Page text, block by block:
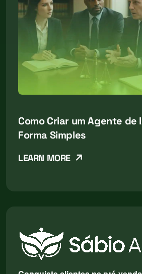
Como Criar um Agente de
Forma Simples
LEARN MORE